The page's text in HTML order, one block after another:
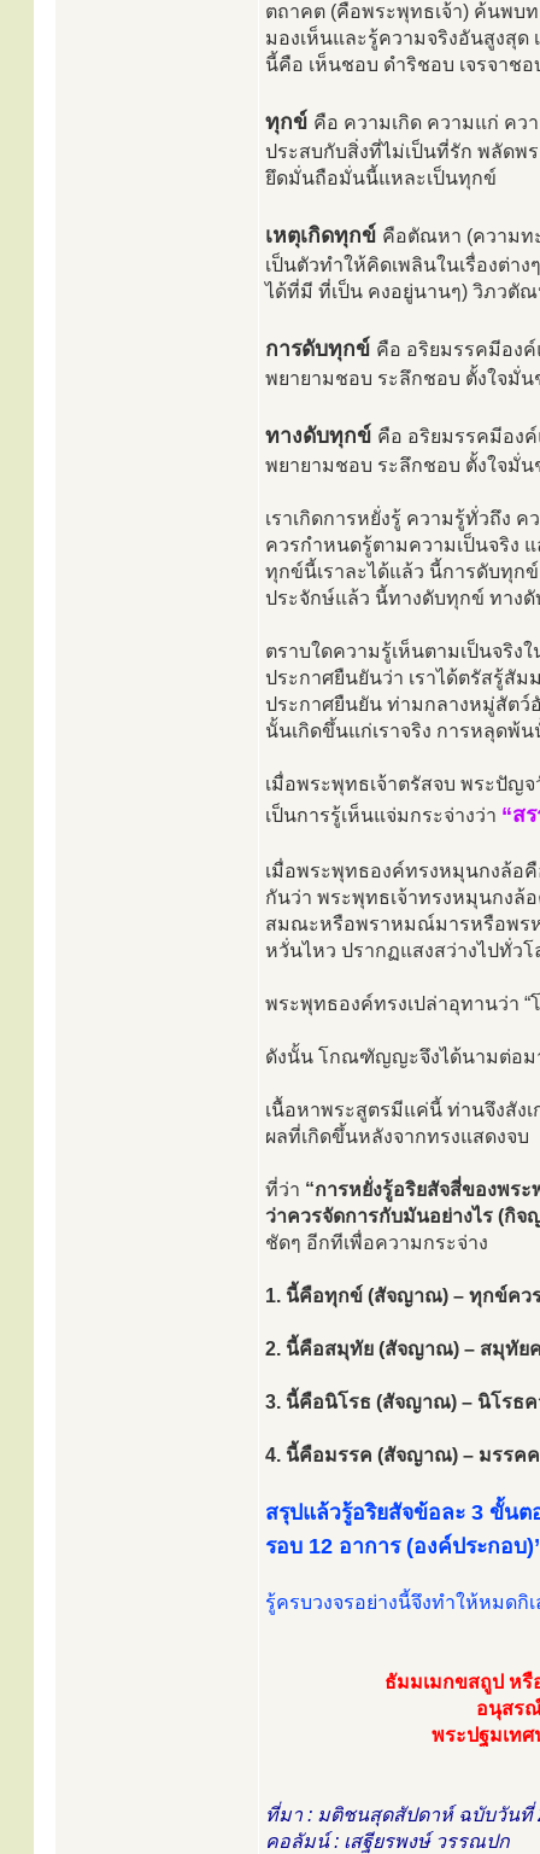
ตถาคต (คือพระพุทธเจ้า) ค้นพบท
มองเห็นและรู้ความจริงอันสูงสุด
นี้คือ เห็นชอบ ดำริชอบ เจรจาช
ทุกข์ คือ ความเกิด ความแก่ คว
ประสบกับสิ่งที่ไม่เป็นที่รัก พลัดพ
ยึดมั่นถือมั่นนี้แหละเป็นทุกข์
เหตุเกิดทุกข์ คือตัณหา (ความท
เป็นตัวทำให้คิดเพลินในเรื่องต่า
ได้ที่มี ที่เป็น คงอยู่นานๆ) วิภวตั
การดับทุกข์ คือ อริยมรรคมีอง
พยายามชอบ ระลึกชอบ ตั้งใจมั่น
ทางดับทุกข์ คือ อริยมรรคมีอง
พยายามชอบ ระลึกชอบ ตั้งใจมั่น
เราเกิดการหยั่งรู้ ความรู้ทั่วถึง
ควรกำหนดรู้ตามความเป็นจริง
ทุกข์นี้เราละได้แล้ว นี้การดับทุก
ประจักษ์แล้ว นี้ทางดับทุกข์ ทาง
ตราบใดความรู้เห็นตามเป็นจริง
ประกาศยืนยันว่า เราได้ตรัสรู้สั
ประกาศยืนยัน ท่ามกลางหมู่สัต
นั้นเกิดขึ้นแก่เราจริง การหลุดพ้
เมื่อพระพุทธเจ้าตรัสจบ พระปัญ
เป็นการรู้เห็นแจ่มกระจ่างว่า “ส
เมื่อพระพุทธองค์ทรงหมุนกงล้อ
กันว่า พระพุทธเจ้าทรงหมุนกง
สมณะหรือพราหมณ์มารหรือพร
หวั่นไหว ปรากฏแสงสว่างไปทั่ว
พระพุทธองค์ทรงเปล่าอุทานว่า
ดังนั้น โกณฑัญญะจึงได้นามต่อ
เนื้อหาพระสูตรมีแค่นี้ ท่านจึงสัง
ผลที่เกิดขึ้นหลังจากทรงแสดงจบ
ที่ว่า “การหยั่งรู้อริยสัจสี่ของพร
ว่าควรจัดการกับมันอย่างไร (กิ
ชัดๆ อีกทีเพื่อความกระจ่าง
1. นี้คือทุกข์ (สัจญาณ) – ทุกข์ค
2. นี้คือสมุทัย (สัจญาณ) – สมุทัย
3. นี้คือนิโรธ (สัจญาณ) – นิโรธ
4. นี้คือมรรค (สัจญาณ) – มรรค
สรุปแล้วรู้อริยสัจข้อละ 3 ขั้น
รอบ 12 อาการ (องค์ประกอบ
รู้ครบวงจรอย่างนี้จึงทำให้หมดกิ
ธัมมเมกขสถูป หรื
อนุสร
พระปฐมเท
ที่มา : มติชนสุดสัปดาห์ ฉบับวันที่
คอลัมน์ : เสฐียรพงษ์ วรรณปก